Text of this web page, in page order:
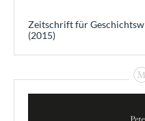
Zeitschrift für
(2015)